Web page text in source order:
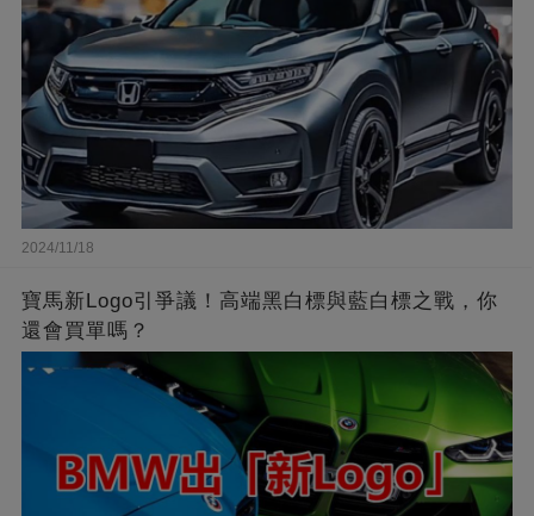
2024/11/18
寶馬新Logo引爭議！高端黑白標與藍白標之戰，你
還會買單嗎？